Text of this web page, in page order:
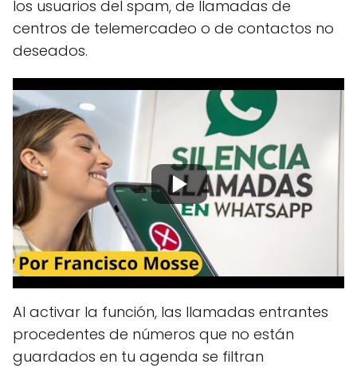
los usuarios del spam, de llamadas de
centros de telemercadeo o de contactos no
deseados.
Al activar la función, las llamadas entrantes
procedentes de números que no están
guardados en tu agenda se filtran